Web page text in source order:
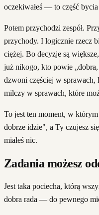
oczekiwałeś — to część bycia
Potem przychodzi zespół.
przychody. I logicznie rzecz
ciężej. Bo decyzje są
już nikogo, kto powie
dzwoni częściej w
milczy w sprawach, które
To jest ten moment, w
dobrze idzie", a Ty czujesz
miałeś nic.
Zadania możesz
Jest taka pociecha, którą
dobra rada — do pewnego